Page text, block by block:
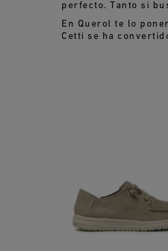
perfecto. Tanto si
En Querol te lo
Cetti se ha